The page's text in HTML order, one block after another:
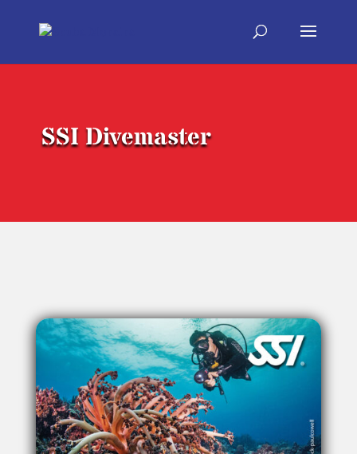
SSI Divemaster